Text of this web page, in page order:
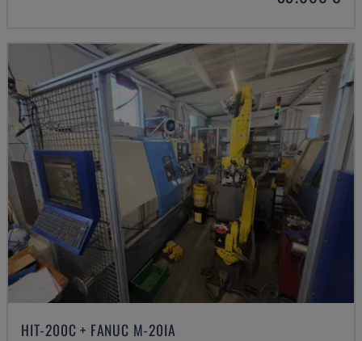
HIT-200C + FANUC M-20IA